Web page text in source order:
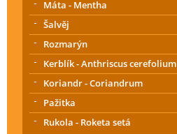
Máta - Mentha
Šalvěj
Rozmarýn
Kerblík - Anthriscus cerefolium
Koriandr - Coriandrum
Pažitka
Rukola - Roketa setá